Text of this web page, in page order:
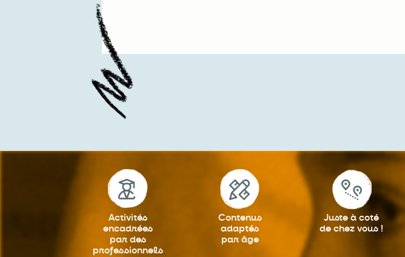
Activités
encadrées
par des
professionnels
Contenus
adaptés
par âge
Juste à coté
de chez vous !